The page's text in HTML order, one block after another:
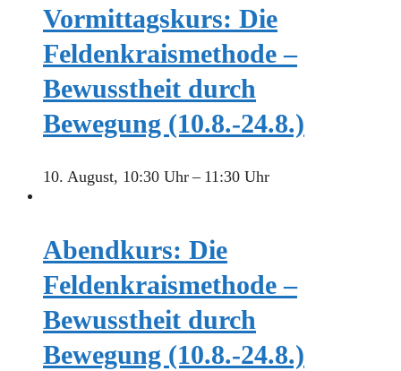
Vormittagskurs: Die
Feldenkraismethode –
Bewusstheit durch
Bewegung (10.8.-24.8.)
10. August, 10:30 Uhr– 11:30 Uhr
Abendkurs: Die
Feldenkraismethode –
Bewusstheit durch
Bewegung (10.8.-24.8.)